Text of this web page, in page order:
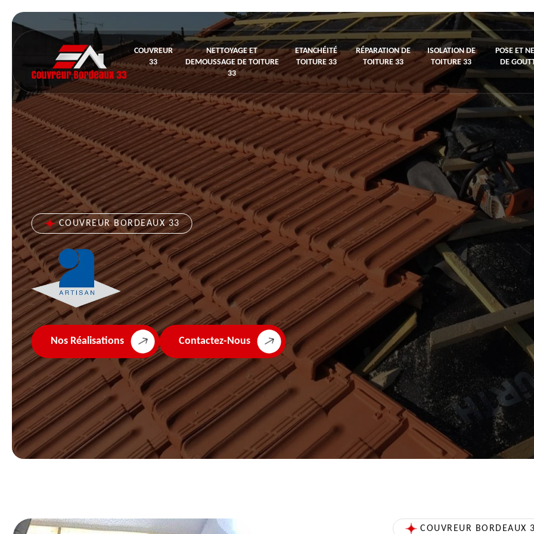
COUVREUR
33
NETTOYAGE ET
DEMOUSSAGE DE TOITURE
33
ETANCHÉITÉ
TOITURE 33
RÉPARATION DE
TOITURE 33
ISOLATION DE
TOITURE 33
POSE ET
DE
COUVREUR BORDEAUX 33
Nos Réalisations Contactez-Nous
COUVREUR BORDEAUX